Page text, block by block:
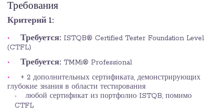
Требования
Критерий 1:
Требуется: ISTQB® Certified Tester Foundation Level
(CTFL)
Требуется: TMMi® Professional
+ 2 дополнительных сертификата, демонстрирующих
глубокие знания в области тестирования
любой сертификат из портфолио ISTQB, помимо
CTFL